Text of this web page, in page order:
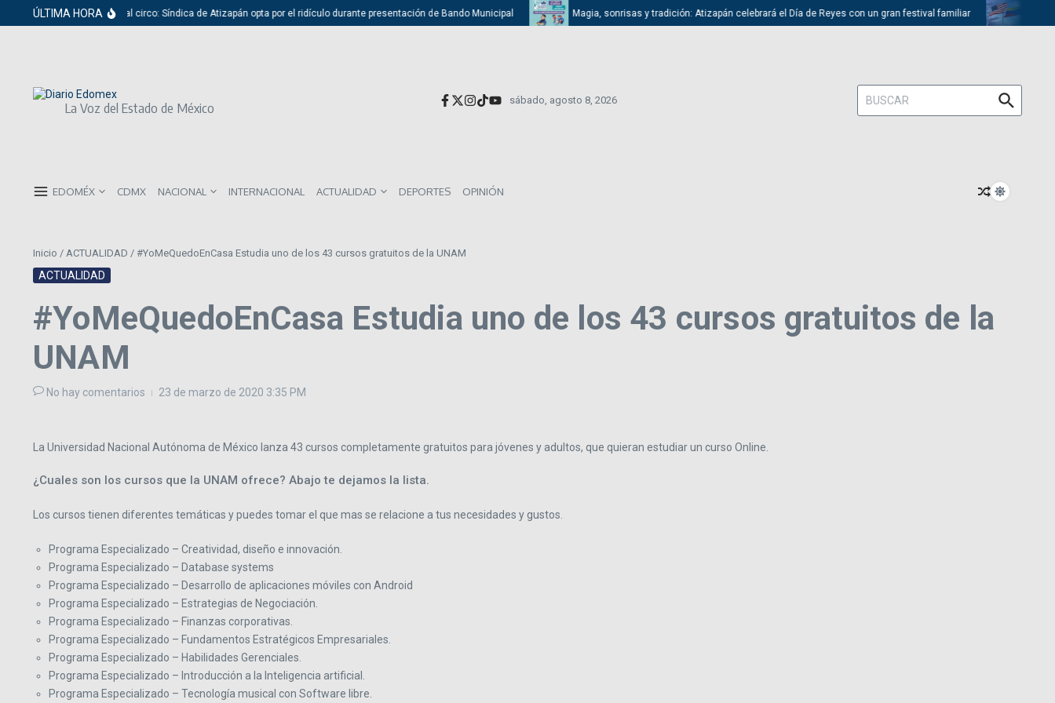
Saltar al contenido
ÚLTIMA HORA
Del cabildo al circo: Síndica de Atizapán opta por el ridículo durante presentación de Bando Municipal Magia, sonrisas y tradición: Atizapán celebrará el Día de Reyes con un gran festival familiar Trump
La Voz del Estado de México sábado, agosto 8, 2026
Buscar:
EDOMÉX CDMX NACIONAL INTERNACIONAL ACTUALIDAD DEPORTES OPINIÓN
Inicio / ACTUALIDAD / #YoMeQuedoEnCasa Estudia uno de los 43 cursos gratuitos de la UNAM
ACTUALIDAD
#YoMeQuedoEnCasa Estudia uno de los 43 cursos gratuitos de la
UNAM
No hay comentarios 23 de marzo de 2020 3:35 PM
La Universidad Nacional Autónoma de México lanza 43 cursos completamente gratuitos para jóvenes y adultos, que quieran estudiar un curso Online.
¿Cuales son los cursos que la UNAM ofrece? Abajo te dejamos la lista.
Los cursos tienen diferentes temáticas y puedes tomar el que mas se relacione a tus necesidades y gustos.
Programa Especializado – Creatividad, diseño e innovación.
Programa Especializado – Database systems
Programa Especializado – Desarrollo de aplicaciones móviles con Android
Programa Especializado – Estrategias de Negociación.
Programa Especializado – Finanzas corporativas.
Programa Especializado – Fundamentos Estratégicos Empresariales.
Programa Especializado – Habilidades Gerenciales.
Programa Especializado – Introducción a la Inteligencia artificial.
Programa Especializado – Tecnología musical con Software libre.